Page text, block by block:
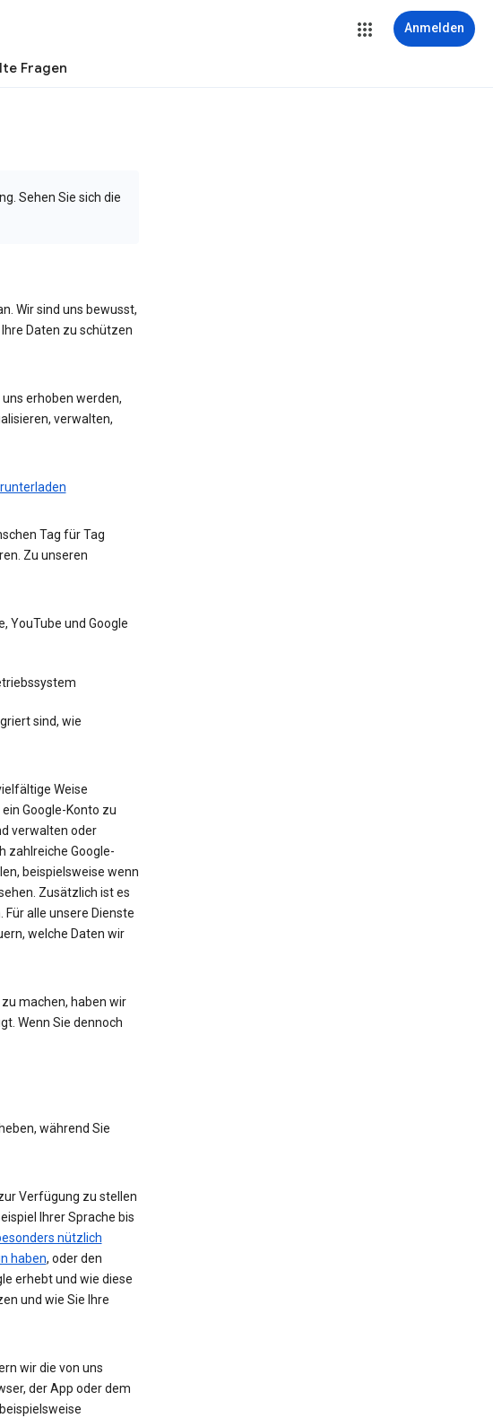
Anmelden
Fragen
Sehen Sie sich die
Wir sind uns bewusst,
Daten zu schützen
erhoben werden,
verwalten,
Tag für Tag
Zu unseren
YouTube und Google
sind, wie
Weise
Google-Konto zu
verwalten oder
zahlreiche Google-
beispielsweise wenn
Zusätzlich ist es
alle unsere Dienste
welche Daten wir
machen, haben wir
Wenn Sie dennoch
während Sie
Verfügung zu stellen
Ihrer Sprache bis
nützlich
haben, oder den
erhebt und wie diese
und wie Sie Ihre
wir die von uns
der App oder dem